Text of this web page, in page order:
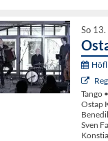
So
Tango
Ostap
Sven